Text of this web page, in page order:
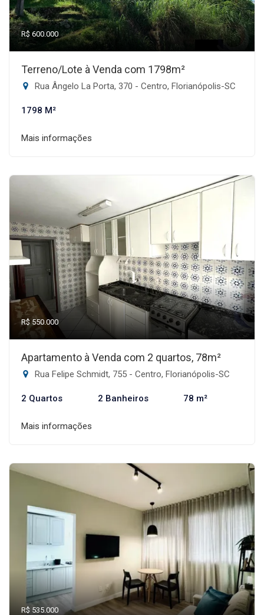
R$ 600.000
Terreno/Lote à Venda com 1798m²
Rua Ângelo La Porta, 370 - Centro, Florianópolis-SC
1798 M²
Mais informações
R$ 550.000
Apartamento à Venda com 2 quartos, 78m²
Rua Felipe Schmidt, 755 - Centro, Florianópolis-SC
2 Quartos 2 Banheiros 78 m²
Mais informações
R$ 535.000